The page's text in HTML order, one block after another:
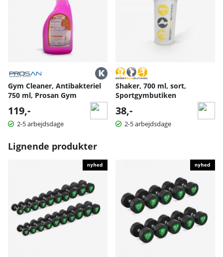
Grebsdel: 150 mm
Materiale: Polyuretan med stålkerne
Anvendelsesområde: Hjemme og mindre kommercielle
Gym Cleaner, Antibakteriel
750 ml, Prosan Gym
119,-
2-5 arbejdsdage
Shaker, 700 ml, sort,
Sportgymbutiken
38,-
2-5 arbejdsdage
Lignende produkter